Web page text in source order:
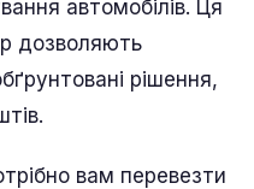
автомобілів. Ця
дозволяють
рішення,
вам перевезти